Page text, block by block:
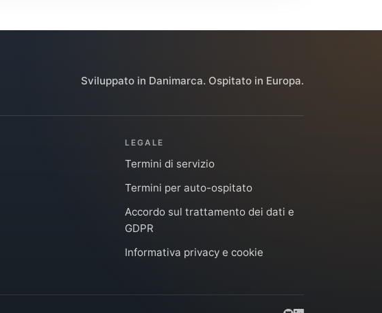
Sviluppato in Danimarca. Ospitato in Europa.
LEGALE
Termini di servizio
Termini per auto-ospitato
Accordo sul trattamento dei dati e
GDPR
Informativa privacy e cookie